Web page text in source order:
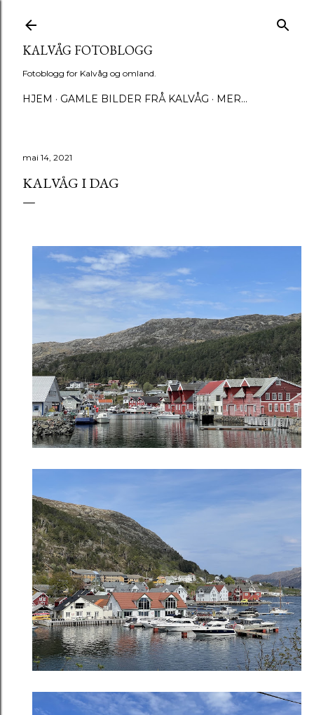
KALVÅG FOTOBLOGG
Fotoblogg for Kalvåg og omland.
HJEM GAMLE BILDER FRÅ KALVÅG MER…
mai 14, 2021
KALVÅG I DAG